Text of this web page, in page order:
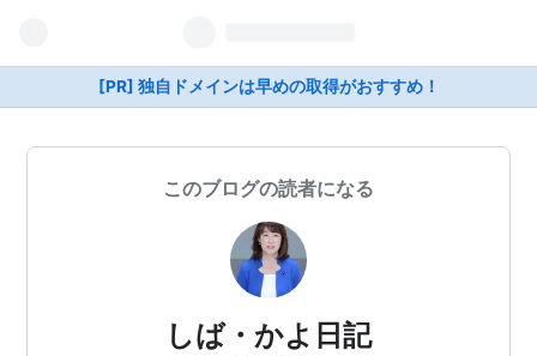
[PR] 独自ドメインは早めの取得がおすすめ！
このブログの読者になる
しば・かよ日記